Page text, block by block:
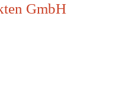
GmbH